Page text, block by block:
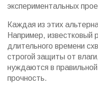
экспериментальных
Каждая из этих
Например, известковый
длительного времени
строгой защиты от
нуждаются в
прочность.